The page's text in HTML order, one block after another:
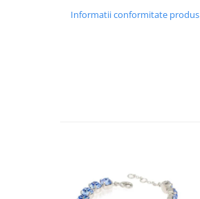
Informatii conformitate produs